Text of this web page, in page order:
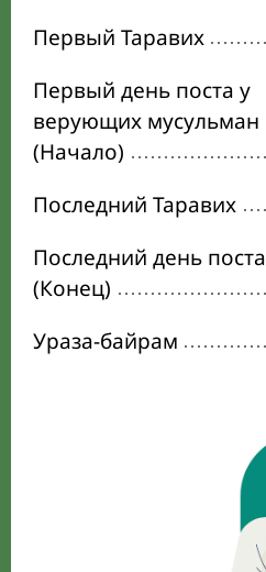
Первый Таравих
Первый день поста у
верующих мусульман
(Начало)
Последний Таравих
Последний день поста
(Конец)
Ураза-байрам